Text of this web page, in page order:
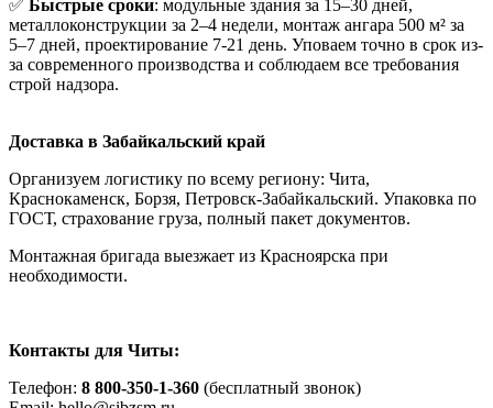
✅ Быстрые сроки: модульные здания за 15–30 дней,
металлоконструкции за 2–4 недели, монтаж ангара 500 м² за
5–7 дней, проектирование 7-21 день. Уповаем точно в срок из-
за современного производства и соблюдаем все требования
строй надзора.
Доставка в Забайкальский край
Организуем логистику по всему региону: Чита,
Краснокаменск, Борзя, Петровск-Забайкальский. Упаковка по
ГОСТ, страхование груза, полный пакет документов.
Монтажная бригада выезжает из Красноярска при
необходимости.
Контакты для Читы:
Телефон: 8 800-350-1-360 (бесплатный звонок)